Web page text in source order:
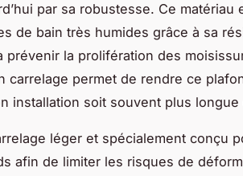
par sa robustesse. Ce matériau
de bain très humides grâce à sa
prévenir la prolifération des
carrelage permet de rendre ce
installation soit souvent plus
léger et spécialement conçu
afin de limiter les risques de